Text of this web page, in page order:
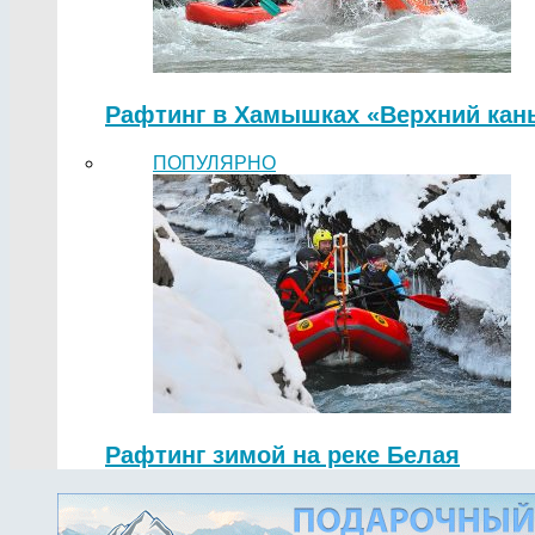
Рафтинг в Хамышках «Верхний
ПОПУЛЯРНО
Рафтинг зимой на реке Белая